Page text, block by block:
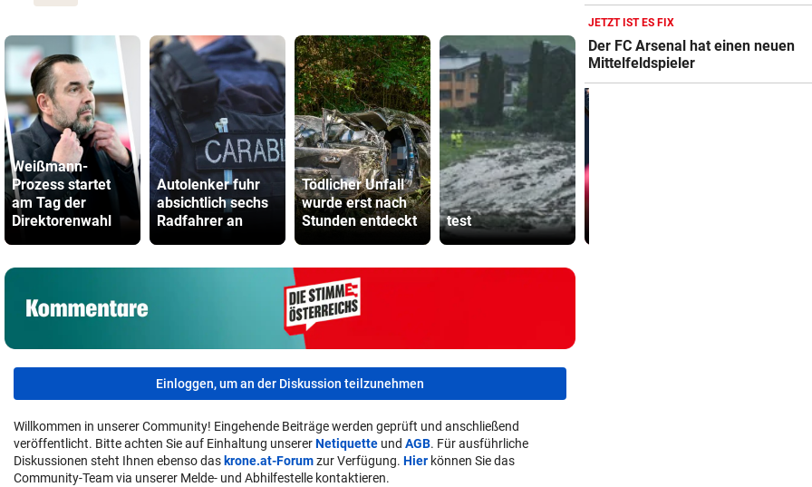
Weißmann-
Prozess startet
am Tag der
Direktorenwahl
Autolenker fuhr
absichtlich sechs
Radfahrer an
Tödlicher Unfall
wurde erst nach
Stunden entdeckt
test
Einloggen, um an der Diskussion teilzunehmen
Willkommen in unserer Community! Eingehende Beiträge werden geprüft und anschließend
veröffentlicht. Bitte achten Sie auf Einhaltung unsererNetiquette und AGB. Für ausführliche
Diskussionen steht Ihnen ebenso das krone.at-Forumzur Verfügung. Hier können Sie das
Community-Team via unserer Melde- und Abhilfestelle kontaktieren.
JETZT IST ES FIX
Der FC Arsenal hat einen neuen
Mittelfeldspieler